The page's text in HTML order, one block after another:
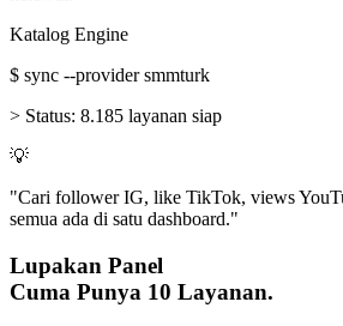
Katalog Engine
$ sync --provider smmturk
> Status: 8.185 layanan siap
💡
"Cari follower IG, like TikTok, views
semua ada di satu dashboard."
Lupakan Panel
Cuma Punya 10 Layanan.